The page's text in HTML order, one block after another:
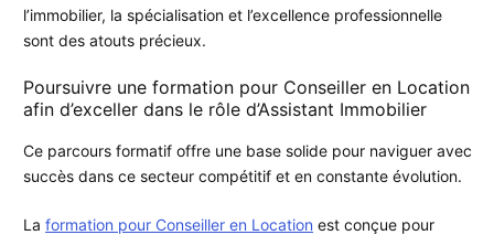
l’immobilier, la spécialisation et l’excellence professionnelle
sont des atouts précieux.
Poursuivre une formation pour Conseiller en Location
afin d’exceller dans le rôle d’Assistant Immobilier
Ce parcours formatif offre une base solide pour naviguer avec
succès dans ce secteur compétitif et en constante évolution.
La formation pour Conseiller en Location est conçue pour